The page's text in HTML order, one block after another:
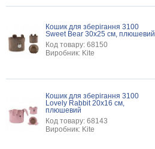
Кошик для зберігання 3100
Sweet Bear 30х25 см, плюшевий
Код товару: 68150
Виробник: Kite
Кошик для зберігання 3100
Lovely Rabbit 20х16 см,
плюшевий
Код товару: 68143
Виробник: Kite